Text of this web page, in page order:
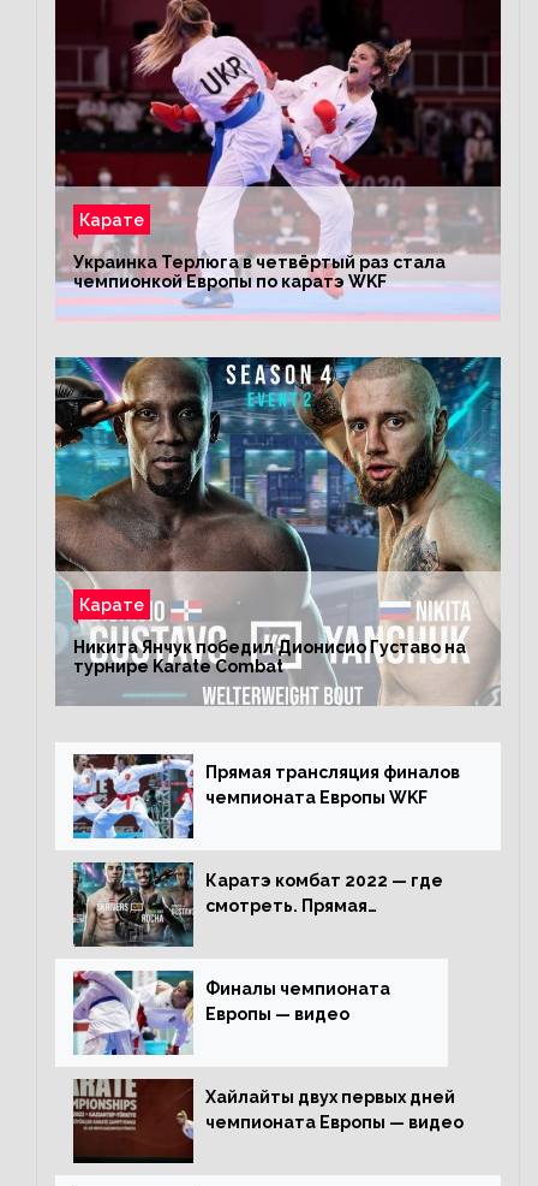
Карате
Украинка Терлюга в четвёртый раз стала
чемпионкой Европы по каратэ WKF
Карате
Никита Янчук победил Дионисио Густаво на
турнире Karate Combat
Прямая трансляция финалов
чемпионата Европы WKF
Каратэ комбат 2022 — где
смотреть. Прямая
Финалы чемпионата
Европы — видео
Хайлайты двух первых дней
чемпионата Европы — видео